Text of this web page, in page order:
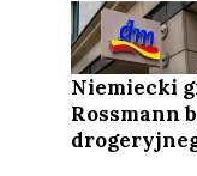
Niemiecki
Rossmann